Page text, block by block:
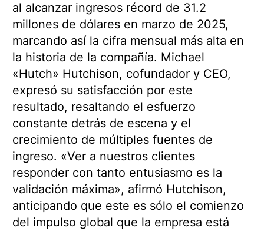
al alcanzar ingresos récord de 31.2
millones de dólares en marzo de 2025,
marcando así la cifra mensual más alta en
la historia de la compañía. Michael
«Hutch» Hutchison, cofundador y CEO,
expresó su satisfacción por este
resultado, resaltando el esfuerzo
constante detrás de escena y el
crecimiento de múltiples fuentes de
ingreso. «Ver a nuestros clientes
responder con tanto entusiasmo es la
validación máxima», afirmó Hutchison,
anticipando que este es sólo el comienzo
del impulso global que la empresa está